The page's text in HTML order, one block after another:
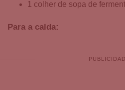
1 colher de sopa de
Para a calda: